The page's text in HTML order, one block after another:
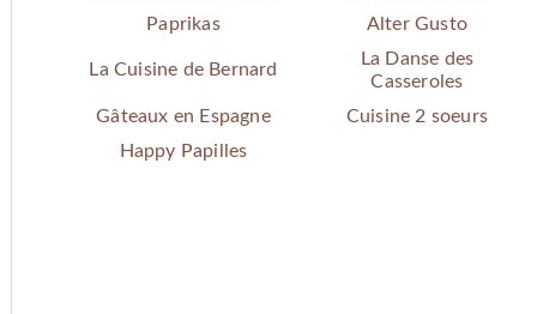
Paprikas
Alter Gusto
La Cuisine de Bernard
La Danse des
Casseroles
Gâteaux en Espagne
Cuisine 2 soeurs
Happy Papilles